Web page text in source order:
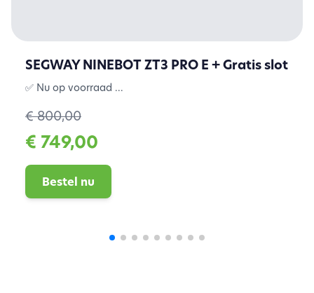
SEGWAY NINEBOT ZT3 PRO E + Gratis slot
✅ Nu op voorraad ...
€ 800,00
€ 749,00
Bestel nu